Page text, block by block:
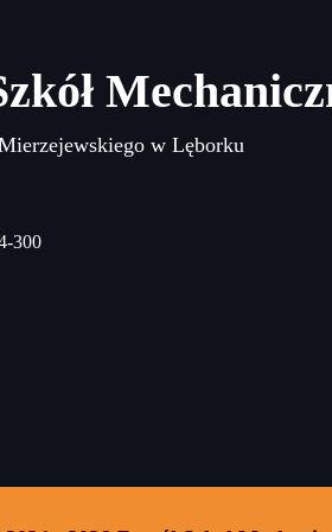
w Lęborku
300